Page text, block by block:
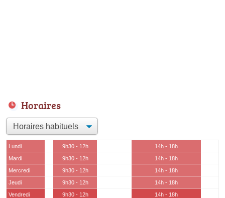
Horaires
Lundi 9h30 - 12h
14h - 18h
Mardi
9h30 - 12h
14h - 18h
Mercredi
9h30 - 12h
14h - 18h
Jeudi
9h30 - 12h
14h - 18h
Vendredi
9h30 - 12h
14h - 18h